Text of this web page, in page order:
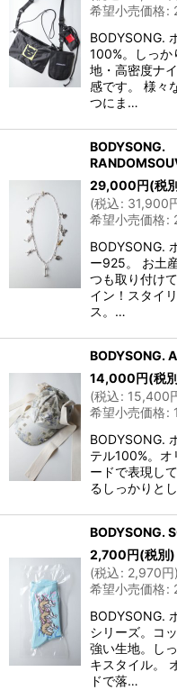
希望小売価格:
BODYSONG.
100%。しっか
地・高密度ナ
感です。 様々
つにま…
BODYSONG.
29,000円(税
(税込: 31,900
希望小売価格:
BODYSONG.
ー925。 お土
つも取り付け
イン！スタイ
ス。…
BODYSONG.
14,000円(税
(税込: 15,400
希望小売価格:
BODYSONG.
テル100%。
ードで表現し
るしっかりと
BODYSONG.
2,700円(税別)
(税込: 2,970円)
希望小売価格:
BODYSONG.
シリーズ。コ
強い生地。し
キスタイル。
ドで落…